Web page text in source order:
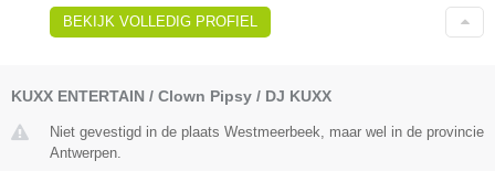
BEKIJK VOLLEDIG PROFIEL
KUXX ENTERTAIN / Clown Pipsy / DJ KUXX
Niet gevestigd in de plaats Westmeerbeek, maar wel in de provincie
Antwerpen.